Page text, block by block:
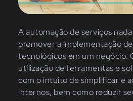
A automação de serviços
promover a implementação
tecnológicos em um negócio.
utilização de ferramentas e
com o intuito de simplificar e
internos, bem como reduzir